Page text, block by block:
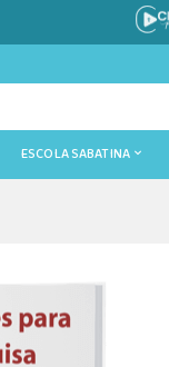
ESCOLA SABATINA